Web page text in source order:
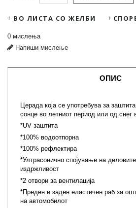
ВО ЛИСТА СО ЖЕЛБИ
0 мислења
Напиши мислење
ОПИС
Церада која се употребува за
сонце во летниот период или од снег
*UV заштита
*100% водоотпорна
*100% рефлектира
*Ултрасонично спојување на
издржливост
*2 отвори за вентилација
*Преден и заден еластичен раб за
на автомобилот